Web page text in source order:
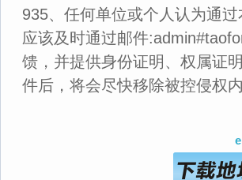
935、任何单位或个人认为通
应该及时通过邮件
馈，并提供身份证明、权属证
件后，将会尽快移除被控侵权内